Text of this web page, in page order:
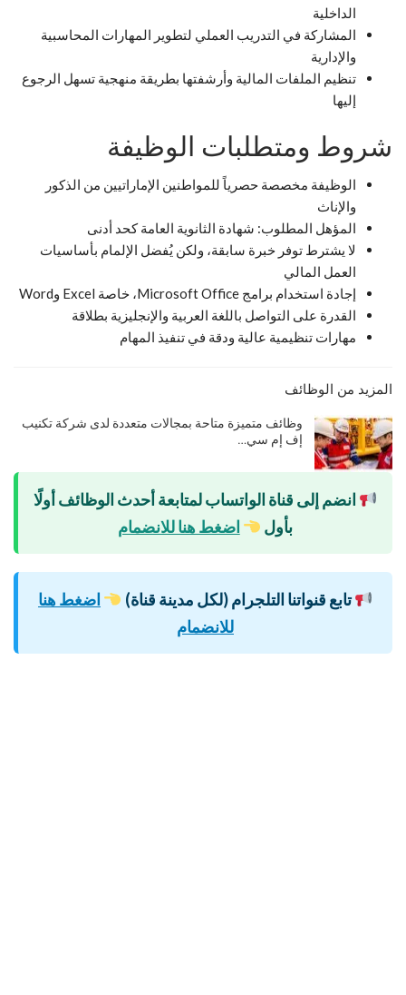
الداخلية
المشاركة في التدريب العملي لتطوير المهارات المحاسبية
والإدارية
تنظيم الملفات المالية وأرشفتها بطريقة منهجية تسهل الرجوع
إليها
شروط ومتطلبات الوظيفة
الوظيفة مخصصة حصرياً للمواطنين الإماراتيين من الذكور
والإناث
المؤهل المطلوب: شهادة الثانوية العامة كحد أدنى
لا يشترط توفر خبرة سابقة، ولكن يُفضل الإلمام بأساسيات
العمل المالي
إجادة استخدام برامج Microsoft Office، خاصة Excel وWord
القدرة على التواصل باللغة العربية والإنجليزية بطلاقة
مهارات تنظيمية عالية ودقة في تنفيذ المهام
المزيد من الوظائف
وظائف متميزة متاحة بمجالات متعددة لدى شركة تكنيب
إف إم سي…
انضم إلى قناة الواتساب لمتابعة أحدث الوظائف أولًا
بأول
اضغط هنا للانضمام
تابع قنواتنا التلجرام (لكل مدينة قناة)
اضغط هنا
للانضمام